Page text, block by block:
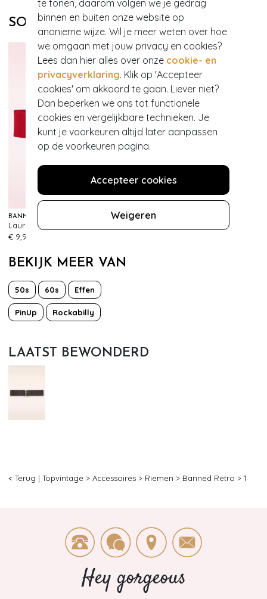
te tonen, daarom volgen we je gedrag
binnen en buiten onze website op
anonieme wijze. Wil je meer weten over hoe
we omgaan met jouw privacy en cookies?
Lees dan hier alles over onze cookie- en
privacyverklaring. Klik op 'Accepteer
cookies' om akkoord te gaan. Liever niet?
Dan beperken we ons tot functionele
cookies en vergelijkbare technieken. Je
kunt je voorkeuren altijd later aanpassen
op de voorkeuren pagina.
Accepteer cookies
Weigeren
SOORTGELIJKE PRODUCTEN
BANNED RETRO
€ 9,95
437
BEKIJK MEER VAN
50s 60s Effen
PinUp Rockabilly
LAATST BEWONDERD
< Terug | Topvintage > Accessoires > Riemen > Banned Retro > 1
Hey gorgeous